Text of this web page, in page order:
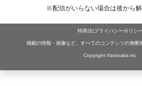
※配信がいらない場合は後から
特商法|プライバシーポリシー
掲載の情報・画像など、すべてのコンテンツの無断
Copyright ©aotoaka inc